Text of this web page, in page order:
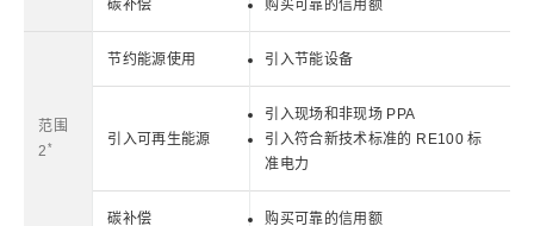
碳补偿 购买可靠的信用额
范围
2 *
节约能源使用 引入节能设备
引入可再生能源
引入现场和非现场 PPA
引入符合新技术标准的 RE100 标
准电力
碳补偿 购买可靠的信用额